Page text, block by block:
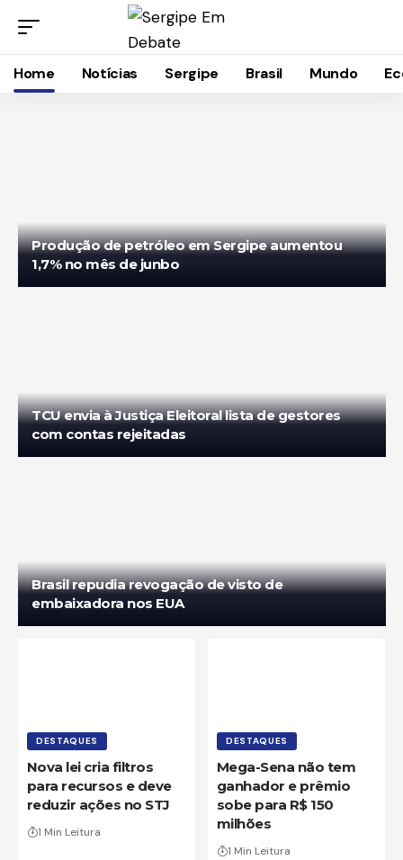
Home Notícias Sergipe Brasil Mundo
Redação SeD
Produção de petróleo em Sergipe aumentou
1,7% no mês de junbo
TCU envia à Justiça Eleitoral lista de gestores
com contas rejeitadas
Brasil repudia revogação de visto de
embaixadora nos EUA
DESTAQUES
Nova lei cria filtros
para recursos e deve
reduzir ações no STJ
1 Min Leitura
DESTAQUES
Mega-Sena não tem
ganhador e prêmio
sobe para R$ 150
milhões
1 Min Leitura